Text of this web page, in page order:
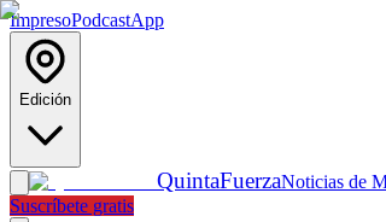
ImpresoPodcastApp
Edición
QuintaFuerzaNoticias de
Suscríbete gratis